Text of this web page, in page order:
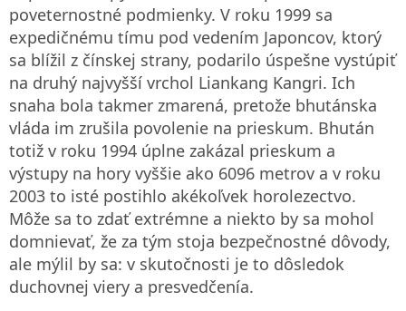
poveternostné podmienky. V roku 1999 sa
expedičnému tímu pod vedením Japoncov, ktorý
sa blížil z čínskej strany, podarilo úspešne vystúpiť
na druhý najvyšší vrchol Liankang Kangri. Ich
snaha bola takmer zmarená, pretože bhutánska
vláda im zrušila povolenie na prieskum. Bhután
totiž v roku 1994 úplne zakázal prieskum a
výstupy na hory vyššie ako 6096 metrov a v roku
2003 to isté postihlo akékoľvek horolezectvo.
Môže sa to zdať extrémne a niekto by sa mohol
domnievať, že za tým stoja bezpečnostné dôvody,
ale mýlil by sa: v skutočnosti je to dôsledok
duchovnej viery a presvedčenía.